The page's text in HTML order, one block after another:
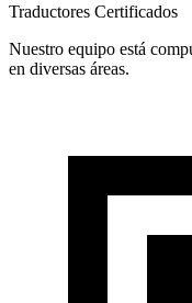
Traductores Certificados
Nuestro equipo está
en diversas áreas.